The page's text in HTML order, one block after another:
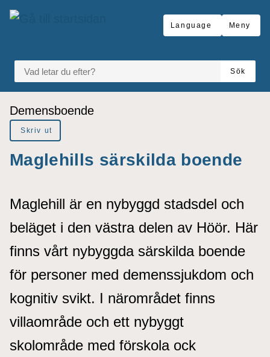
Gå till innehåll
till sidomeny
Language Meny
VAD LETAR DU EFTER?
Sök
Du är här:
Demensboende
Skriv ut
Maglehills särskilda boende
Maglehill är en nybyggd stadsdel och
beläget i den västra delen av Höör. Här
finns vårt nybyggda särskilda boende
för personer med demenssjukdom och
kognitiv svikt. I närområdet finns
villaområde och ett nybyggt
skolområde med förskola ock